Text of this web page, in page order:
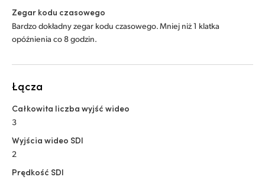
Zegar kodu czasowego
Bardzo dokładny zegar kodu czasowego. Mniej niż 1 klatka
opóźnienia co 8 godzin.
Łącza
Całkowita liczba wyjść wideo
3
Wyjścia wideo SDI
2
Prędkość SDI